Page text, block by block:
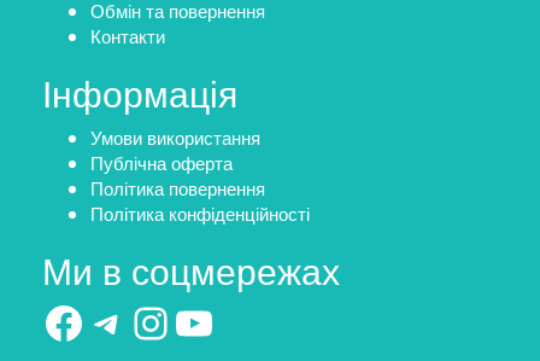
Обмін та повернення
Контакти
Інформація
Умови використання
Публічна оферта
Політика повернення
Політика конфіденційності
Ми в соцмережах
Facebook
Telegram
Instagram
YouTube